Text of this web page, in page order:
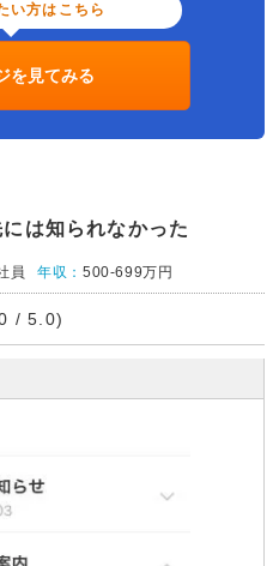
い方はこちら
を見てみる
は知られなかった
員 年収：500-699万円
/ 5.0)